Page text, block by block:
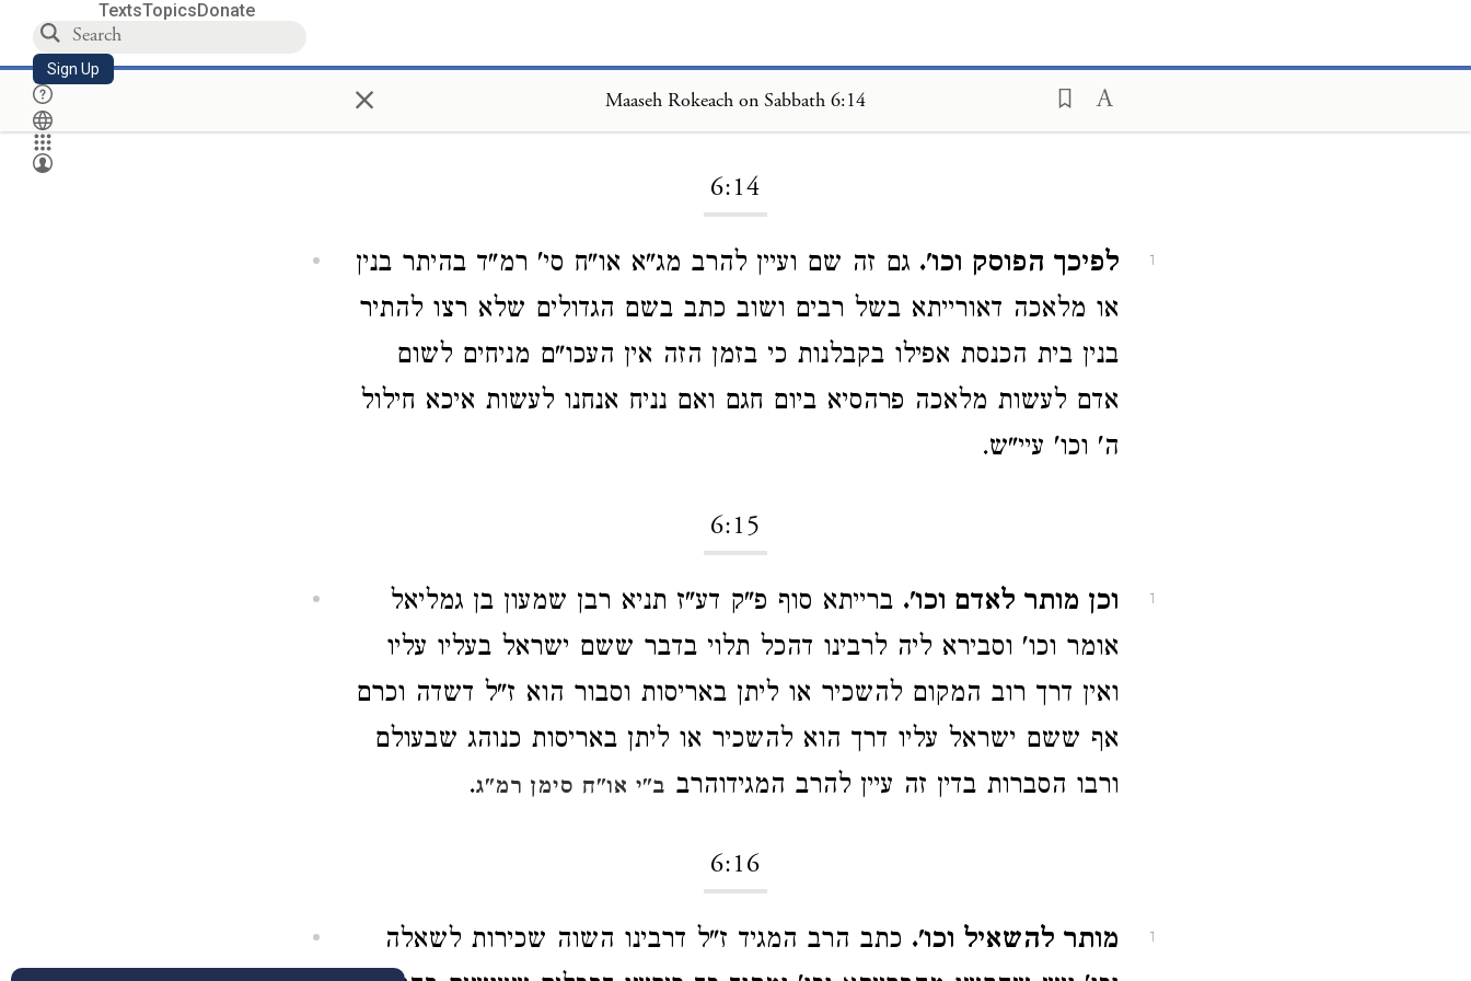
TextsTopicsDonate
Sign Up × Maaseh Rokeach on Sabbath 6:14
6:14
1 לפיכך הפוסק וכו'. גם זה שם ועיין להרב מג"א או"ח סי' רמ"ד בהיתר בנין
או מלאכה דאורייתא בשל רבים ושוב כתב בשם הגדולים שלא רצו להתיר
בנין בית הכנסת אפילו בקבלנות כי בזמן הזה אין העכו"ם מניחים לשום
אדם לעשות מלאכה פרהסיא ביום חגם ואם נניח אנחנו לעשות איכא חילול
ה' וכו' עיי"ש.
6:15
1 וכן מותר לאדם וכו'. ברייתא סוף פ"ק דע"ז תניא רבן שמעון בן גמליאל
אומר וכו' וסבירא ליה לרבינו דהכל תלוי בדבר ששם ישראל בעליו עליו
ואין דרך רוב המקום להשכיר או ליתן באריסות וסבור הוא ז"ל דשדה וכרם
אף ששם ישראל עליו דרך הוא להשכיר או ליתן באריסות כנוהג שבעולם
ורבו הסברות בדין זה עיין להרב המגידוהרב ב"י או"ח סימן רמ"ג.
6:16
1 מותר להשאיל וכו'. כתב הרב המגיד ז"ל דרבינו השוה שכירות לשאלה